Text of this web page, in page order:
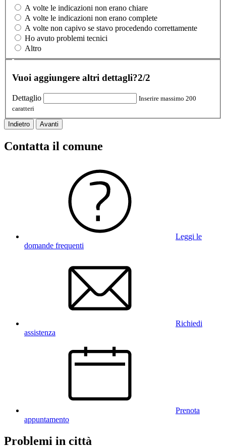
A volte le indicazioni non erano chiare
A volte le indicazioni non erano complete
A volte non capivo se stavo procedendo correttamente
Ho avuto problemi tecnici
Altro
Vuoi aggiungere altri dettagli?2/2
Dettaglio
Inserire massimo 200
caratteri
Indietro Avanti
Contatta il comune
Leggi le
domande frequenti
Richiedi
assistenza
Prenota
appuntamento
Problemi in città